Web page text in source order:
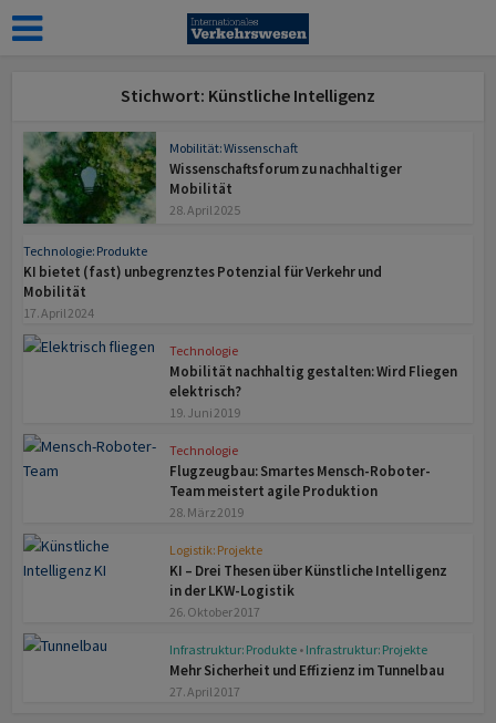
Stichwort: Künstliche Intelligenz
Mobilität: Wissenschaft
Wissenschaftsforum zu nachhaltiger
Mobilität
28. April 2025
Technologie: Produkte
KI bietet (fast) unbegrenztes Potenzial für Verkehr und
Mobilität
17. April 2024
Technologie
Mobilität nachhaltig gestalten: Wird Fliegen
elektrisch?
19. Juni 2019
Technologie
Flugzeugbau: Smartes Mensch-Roboter-
Team meistert agile Produktion
28. März 2019
Logistik: Projekte
KI – Drei Thesen über Künstliche Intelligenz
in der LKW-Logistik
26. Oktober 2017
Infrastruktur: Produkte • Infrastruktur: Projekte
Mehr Sicherheit und Effizienz im Tunnelbau
27. April 2017